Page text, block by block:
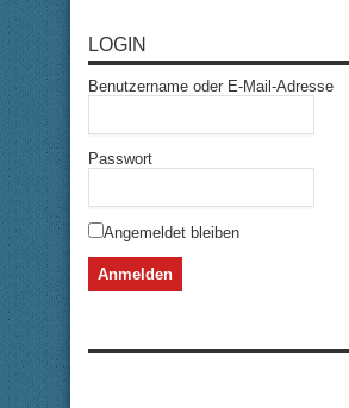
LOGIN
Benutzername oder E-Mail-Adresse
Passwort
Angemeldet bleiben